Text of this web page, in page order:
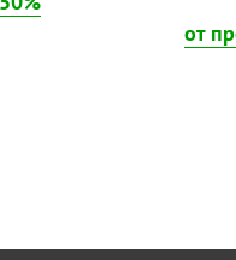
от